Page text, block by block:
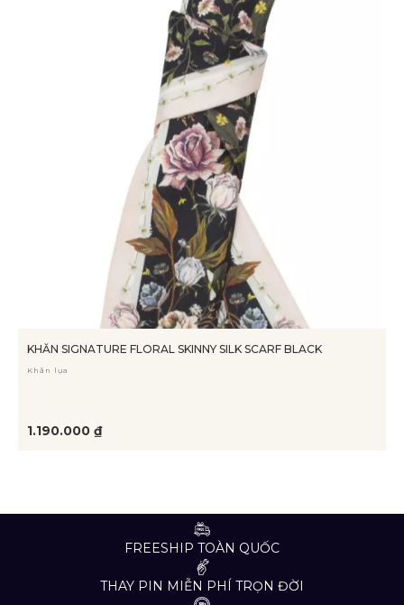
KHĂN SIGNATURE FLORAL SKINNY SILK SCARF BLACK
Khăn lụa
1.190.000 ₫
FREESHIP TOÀN QUỐC
THAY PIN MIỄN PHÍ TRỌN ĐỜI